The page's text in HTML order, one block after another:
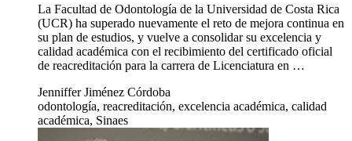
La Facultad de Odontología de la Universidad de Costa Rica
(UCR) ha superado nuevamente el reto de mejora continua en
su plan de estudios, y vuelve a consolidar su excelencia y
calidad académica con el recibimiento del certificado oficial
de reacreditación para la carrera de Licenciatura en …
Jenniffer Jiménez Córdoba
odontología, reacreditación, excelencia académica, calidad
académica, Sinaes